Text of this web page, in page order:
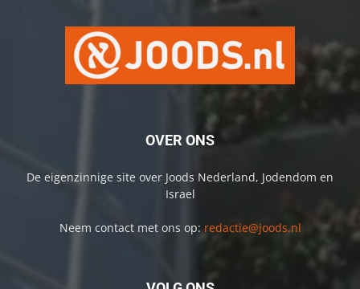
OVER ONS
De eigenzinnige site over Joods Nederland, Jodendom en
Israel
Neem contact met ons op: redactie@joods.nl